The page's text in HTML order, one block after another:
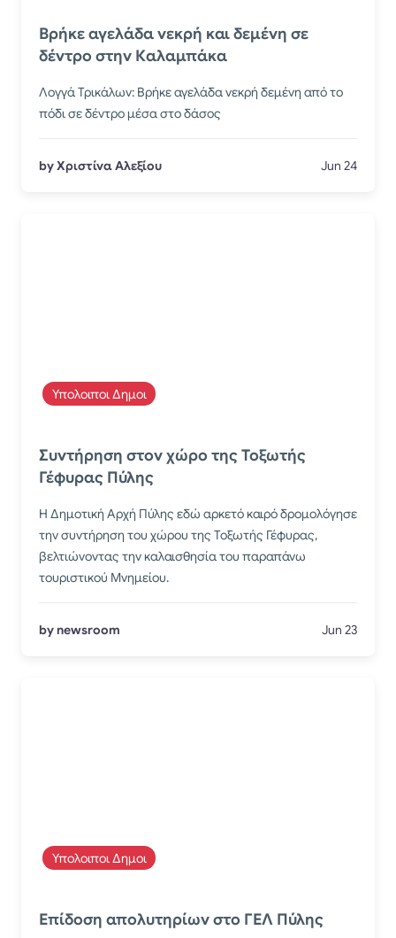
​Βρήκε αγελάδα νεκρή και δεμένη σε
δέντρο στην Καλαμπάκα
Λογγά Τρικάλων: Βρήκε αγελάδα νεκρή δεμένη από το
πόδι σε δέντρο μέσα στο δάσος
by Χριστίνα Αλεξίου Jun 24
Υπολοιποι Δημοι
​Συντήρηση στον χώρο της Τοξωτής
Γέφυρας Πύλης
Η Δημοτική Αρχή Πύλης εδώ αρκετό καιρό δρομολόγησε
την συντήρηση του χώρου της Τοξωτής Γέφυρας,
βελτιώνοντας την καλαισθησία του παραπάνω
τουριστικού Μνημείου.
by newsroom Jun 23
Υπολοιποι Δημοι
Επίδοση απολυτηρίων στο ΓΕΛ Πύλης